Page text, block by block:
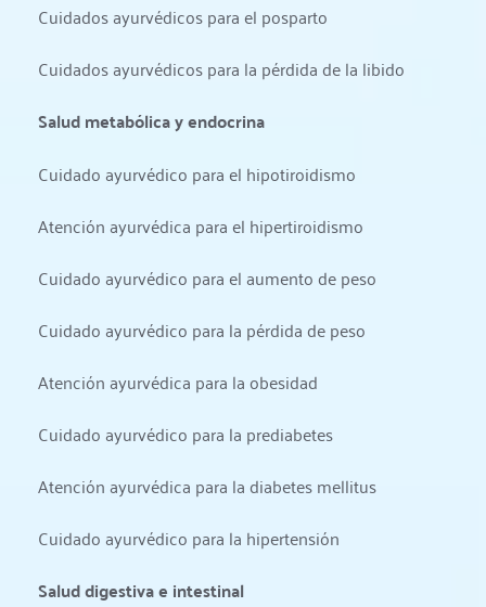
Cuidados ayurvédicos para el posparto
Cuidados ayurvédicos para la pérdida de la libido
Salud metabólica y endocrina
Cuidado ayurvédico para el hipotiroidismo
Atención ayurvédica para el hipertiroidismo
Cuidado ayurvédico para el aumento de peso
Cuidado ayurvédico para la pérdida de peso
Atención ayurvédica para la obesidad
Cuidado ayurvédico para la prediabetes
Atención ayurvédica para la diabetes mellitus
Cuidado ayurvédico para la hipertensión
Salud digestiva e intestinal